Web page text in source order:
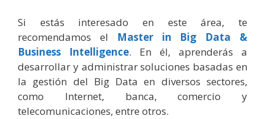
Si estás interesado en este área, te
recomendamos el
Master in Big Data &
Business Intelligence. En él, aprenderás a
desarrollar y administrar soluciones basadas en
la gestión del Big Data en diversos sectores,
como Internet, banca, comercio y
telecomunicaciones, entre otros.